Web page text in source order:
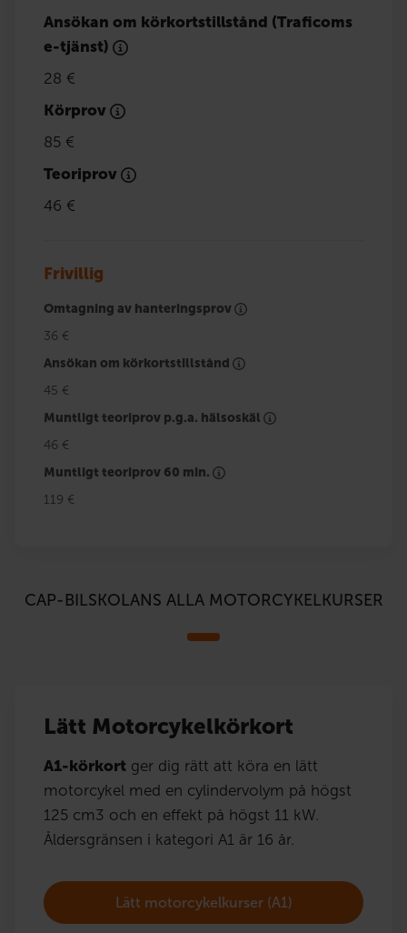
Ansökan om körkortstillstånd (Traficoms
e-tjänst)
28 €
Körprov
85 €
Teoriprov
46 €
Frivillig
Omtagning av hanteringsprov
36 €
Ansökan om körkortstillstånd
45 €
Muntligt teoriprov p.g.a. hälsoskäl
46 €
Muntligt teoriprov 60 min.
119 €
CAP-BILSKOLANS ALLA MOTORCYKELKURSER
Lätt Motorcykelkörkort
A1-körkort ger dig rätt att köra en lätt
motorcykel med en cylindervolym på högst
125 cm3 och en effekt på högst 11 kW.
Åldersgränsen i kategori A1 är 16 år.
Lätt motorcykelkurser (A1)